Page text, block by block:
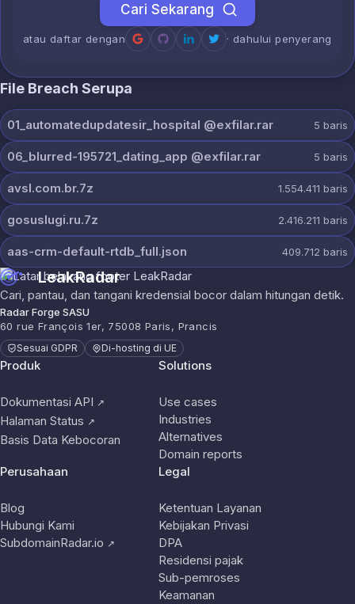
Cari Sekarang
atau daftar dengan · dahului penyerang
File Breach Serupa
01_automatedupdatesir_hospital @exfilar.rar 5 baris
06_blurred-195721_dating_app @exfilar.rar 5 baris
avsl.com.br.7z 1.554.411 baris
gosuslugi.ru.7z 2.416.211 baris
aas-crm-default-rtdb_full.json 409.712 baris
LeakRadar
Cari, pantau, dan tangani kredensial bocor dalam hitungan detik.
Radar Forge SASU
60 rue François 1er, 75008 Paris, Prancis
Sesuai GDPR Di-hosting di UE
Produk
Dokumentasi API ↗
Halaman Status ↗
Basis Data Kebocoran
Solutions
Use cases
Industries
Alternatives
Domain reports
Perusahaan
Blog
Hubungi Kami
SubdomainRadar.io ↗
Legal
Ketentuan Layanan
Kebijakan Privasi
DPA
Residensi pajak
Sub-pemroses
Keamanan